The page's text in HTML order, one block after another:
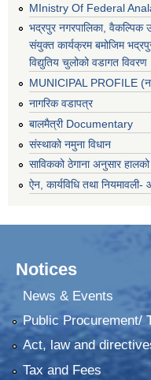
MInistry Of Federal
भद्रपुर नगरपालिका, वैकल्पिक
संयुक्त कार्यक्रम बमोजिम
विद्युतिय चुलोको वडागत विवरण
MUNICIPAL PROFILE
नागरिक वडापत्र
बालमैत्री Documentary
संस्थाको नमुना विधान
साविकको ठेगाना अनुसार हालको
ऐन, कार्यविधि तथा
Notices
News & Events
Public Procurement/
Act, law and
Tax and Fees